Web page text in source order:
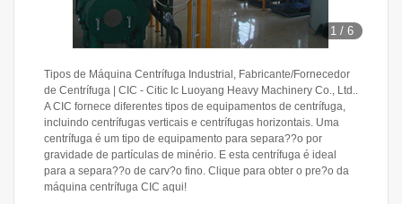
1 /6
Tipos de Máquina Centrífuga Industrial, Fabricante/Fornecedor
de Centrífuga | CIC - Citic Ic Luoyang Heavy Machinery Co., Ltd..
A CIC fornece diferentes tipos de equipamentos de centrífuga,
incluindo centrífugas verticais e centrífugas horizontais. Uma
centrífuga é um tipo de equipamento para separa??o por
gravidade de partículas de minério. E esta centrífuga é ideal
para a separa??o de carv?o fino. Clique para obter o pre?o da
máquina centrífuga CIC aqui!